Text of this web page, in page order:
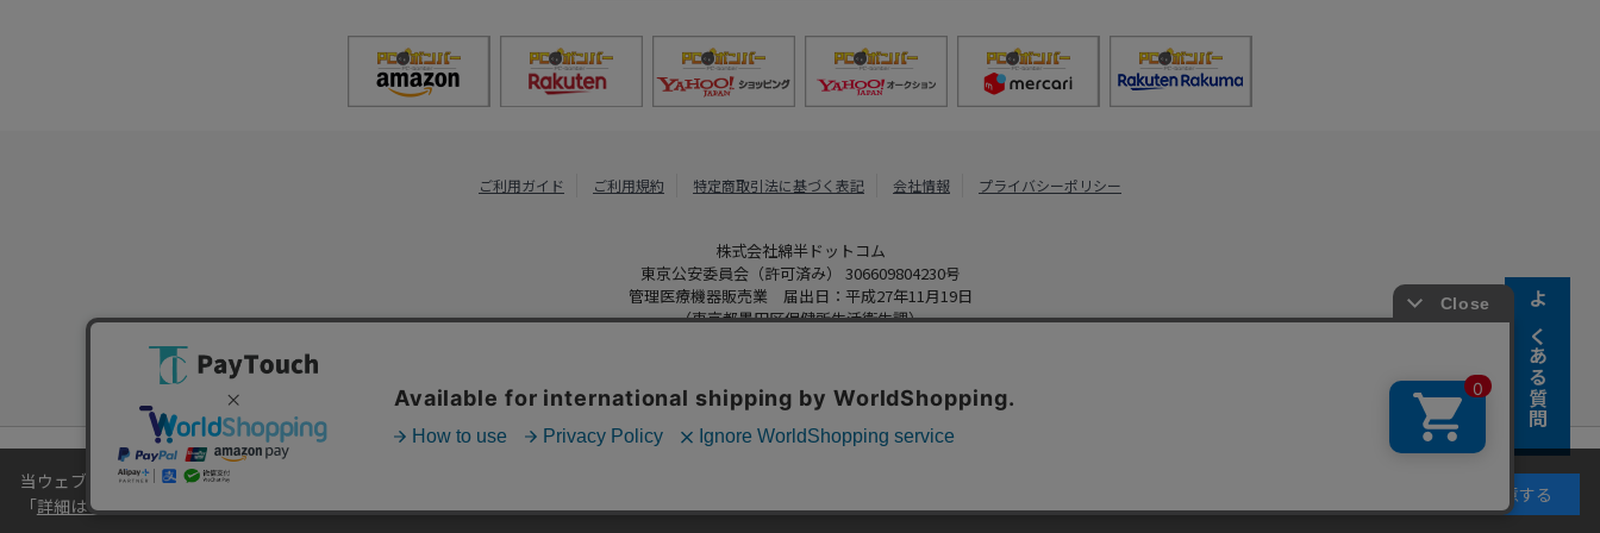
よくある質問
ご利用ガイド ご利用規約 特定商取引法に基づく表記 会社情報 プライバシーポリシー
株式会社綿半ドットコム
東京公安委員会（許可済み） 306609804230号
管理医療機器販売業 届出日：平成27年11月19日
（東京都墨田区保健所生活衛生課）
Copyright 2022Watahan.com Co., Ltd. Powered by Watahan Partners Co., Ltd.
当ウェブサイトでは、お客様により良いサービスをご提供するため、クッキーを利用しています。サイト利用を継続することにより、クッキーの使用に同意するものとします。詳細については
「詳細はこちら」をご覧ください。
同意する